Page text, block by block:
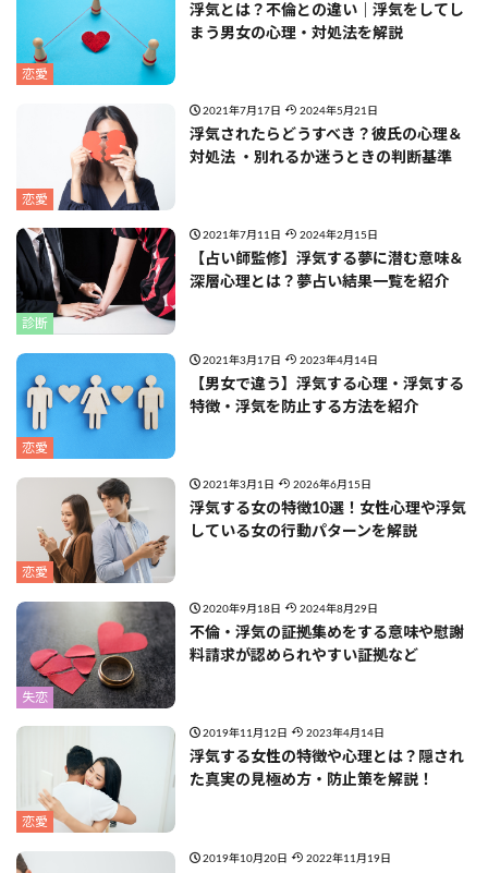
恋愛
浮気とは？不倫との違い｜浮気をしてし
まう男女の心理・対処法を解説
恋愛
2021年7月17日 2024年5月21日
浮気されたらどうすべき？彼氏の心理＆
対処法 ・別れるか迷うときの判断基準
診断
2021年7月11日 2024年2月15日
【占い師監修】浮気する夢に潜む意味＆
深層心理とは？夢占い結果一覧を紹介
恋愛
2021年3月17日 2023年4月14日
【男女で違う】浮気する心理・浮気する
特徴・浮気を防止する方法を紹介
恋愛
2021年3月1日 2026年6月15日
浮気する女の特徴10選！女性心理や浮気
している女の行動パターンを解説
失恋
2020年9月18日 2024年8月29日
不倫・浮気の証拠集めをする意味や慰謝
料請求が認められやすい証拠など
恋愛
2019年11月12日 2023年4月14日
浮気する女性の特徴や心理とは？隠され
た真実の見極め方・防止策を解説！
2019年10月20日 2022年11月19日